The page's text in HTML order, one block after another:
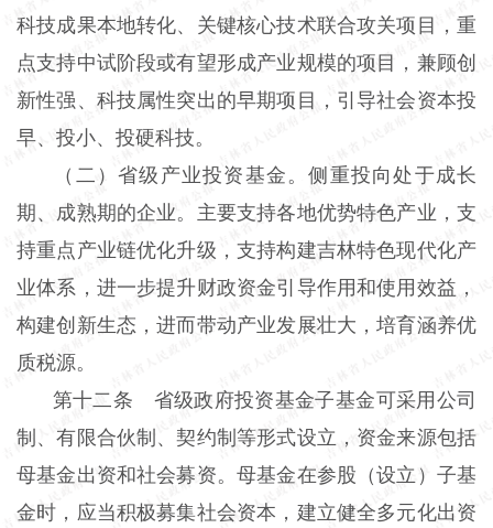
科技成果本地转化、关键核心技术联合攻关项目，重
点支持中试阶段或有望形成产业规模的项目，兼顾创
新性强、科技属性突出的早期项目，引导社会资本投
早、投小、投硬科技。
（二）省级产业投资基金。侧重投向处于成长
期、成熟期的企业。主要支持各地优势特色产业，支
持重点产业链优化升级，支持构建吉林特色现代化产
业体系，进一步提升财政资金引导作用和使用效益，
构建创新生态，进而带动产业发展壮大，培育涵养优
质税源。
第十二条 省级政府投资基金子基金可采用公司
制、有限合伙制、契约制等形式设立，资金来源包括
母基金出资和社会募资。母基金在参股（设立）子基
金时，应当积极募集社会资本，建立健全多元化出资